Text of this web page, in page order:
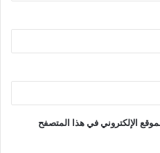
الإلكتروني في هذا المتصفح